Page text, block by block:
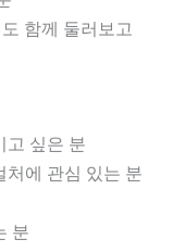
함께 둘러보고
고 싶은 분
에 관심 있는 분
분